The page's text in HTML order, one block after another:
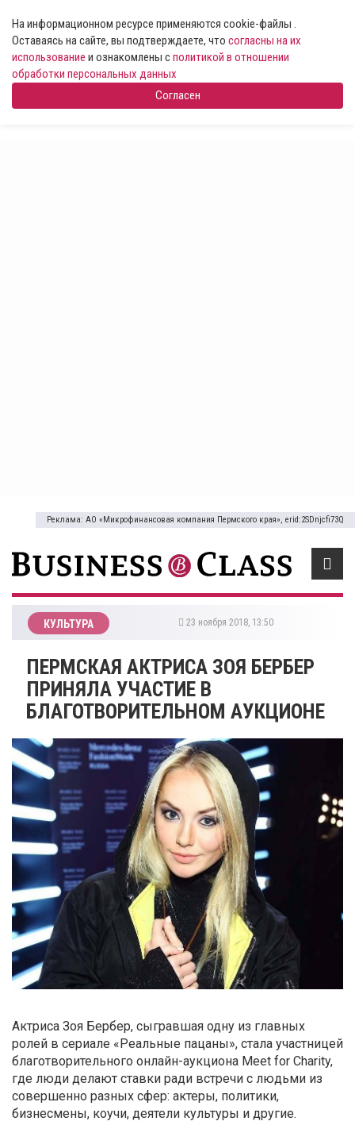
На информационном ресурсе применяются cookie-файлы .
Оставаясь на сайте, вы подтверждаете, что согласны на их
использование и ознакомлены сполитикой в отношении
обработки персональных данных
Согласен
Реклама: АО «Микрофинансовая компания Пермского края», erid:2SDnjcfi73Q
КУЛЬТУРА 23 ноября 2018, 13:50
ПЕРМСКАЯ АКТРИСА ЗОЯ БЕРБЕР
ПРИНЯЛА УЧАСТИЕ В
БЛАГОТВОРИТЕЛЬНОМ АУКЦИОНЕ
Актриса Зоя Бербер, сыгравшая одну из главных
ролей в сериале «Реальные пацаны», стала участницей
благотворительного онлайн-аукциона Meet for Charity,
где люди делают ставки ради встречи с людьми из
совершенно разных сфер: актеры, политики,
бизнесмены, коучи, деятели культуры и другие.